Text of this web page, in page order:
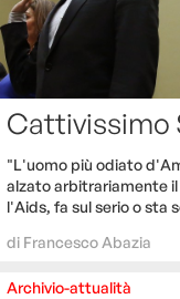
Cattivissimo
"L'uomo più odiato
alzato arbitrariamente
l'Aids, fa sul serio o sta
di Francesco Abazia
Archivio-attualità